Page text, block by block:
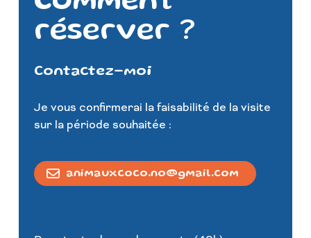
réserver ?
Contactez-moi
Je vous confirmerai la faisabilité de la visite
sur la période souhaitée :
animauxcoco.no@gmail.com